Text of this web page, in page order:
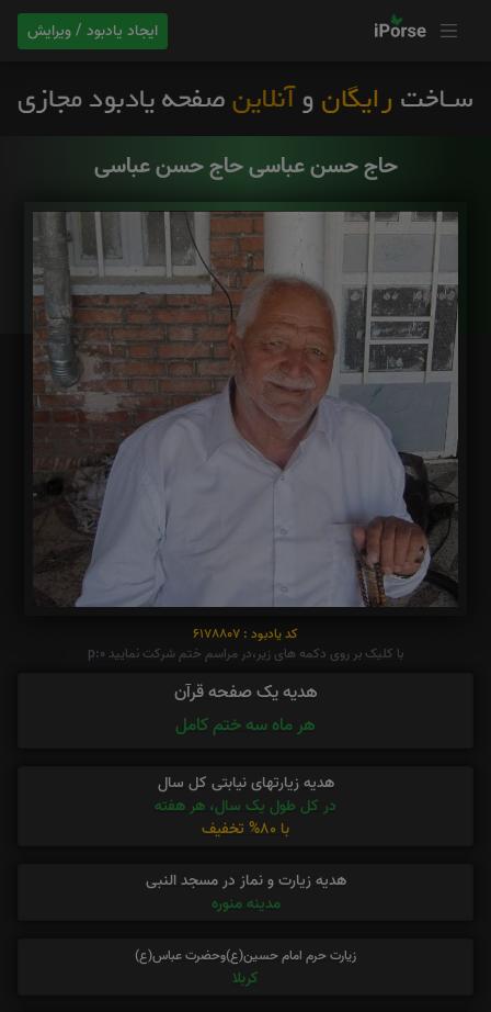
ایجاد یادبود / ویرایش
حاج حسن عباسی حاج حسن عباسی
کد یادبود : 6178807
با کلیک بر روی دکمه های زیر،در مراسم ختم شرکت نمایید p:0
هدیه یک صفحه قرآن
هر ماه سه ختم کامل
هدیه زیارتهای نیابتی کل سال
در کل طول یک سال، هر هفته
با 80% تخفیف
هدیه زیارت و نماز در مسجد النبی
مدینه منوره
زیارت حرم امام حسین(ع)وحضرت عباس(ع)
کربلا